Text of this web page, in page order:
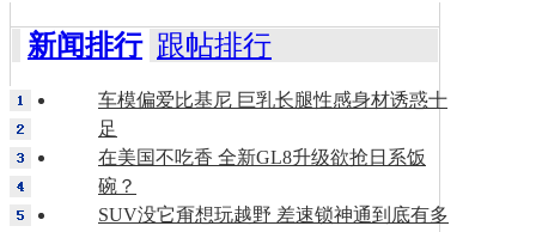
新闻排行 跟帖排行
车模偏爱比基尼 巨乳长腿性感身材诱惑十
足
在美国不吃香 全新GL8升级欲抢日系饭
碗？
SUV没它甭想玩越野 差速锁神通到底有多